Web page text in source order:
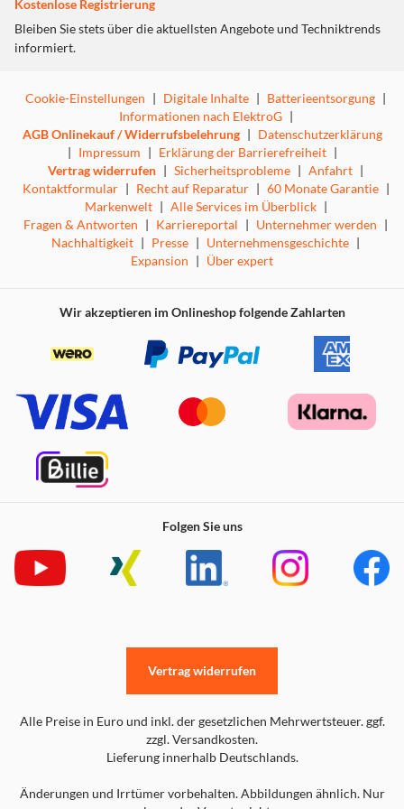
Kostenlose Registrierung
Bleiben Sie stets über die aktuellsten Angebote und Techniktrends
informiert.
Cookie-Einstellungen | Digitale Inhalte | Batterieentsorgung |
Informationen nach ElektroG |
AGB Onlinekauf / Widerrufsbelehrung | Datenschutzerklärung
| Impressum | Erklärung der Barrierefreiheit |
Vertrag widerrufen | Sicherheitsprobleme | Anfahrt |
Kontaktformular | Recht auf Reparatur | 60 Monate Garantie |
Markenwelt | Alle Services im Überblick |
Fragen & Antworten | Karriereportal | Unternehmer werden |
Nachhaltigkeit | Presse | Unternehmensgeschichte |
Expansion | Über expert
Wir akzeptieren im Onlineshop folgende Zahlarten
Folgen Sie uns
Alle Preise in Euro und inkl. der gesetzlichen Mehrwertsteuer. ggf.
zzgl. Versandkosten.
Lieferung innerhalb Deutschlands.
Änderungen und Irrtümer vorbehalten. Abbildungen ähnlich. Nur
Vertrag widerrufen